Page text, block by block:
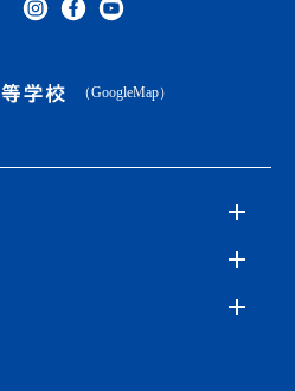
（GoogleMap）